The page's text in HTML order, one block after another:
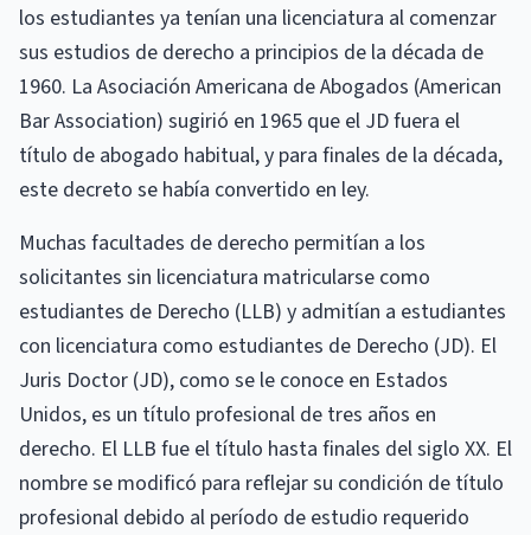
los estudiantes ya tenían una licenciatura al comenzar
sus estudios de derecho a principios de la década de
1960. La Asociación Americana de Abogados (American
Bar Association) sugirió en 1965 que el JD fuera el
título de abogado habitual, y para finales de la década,
este decreto se había convertido en ley.
Muchas facultades de derecho permitían a los
solicitantes sin licenciatura matricularse como
estudiantes de Derecho (LLB) y admitían a estudiantes
con licenciatura como estudiantes de Derecho (JD). El
Juris Doctor (JD), como se le conoce en Estados
Unidos, es un título profesional de tres años en
derecho. El LLB fue el título hasta finales del siglo XX. El
nombre se modificó para reflejar su condición de título
profesional debido al período de estudio requerido